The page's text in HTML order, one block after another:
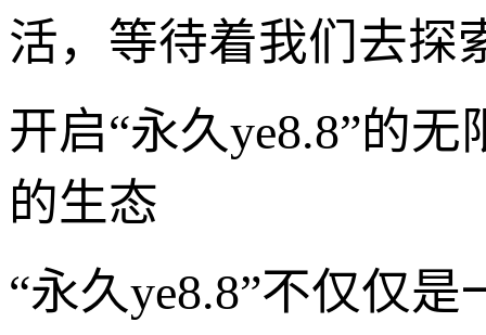
活，等待着我们去探
开启“永久ye8.8”的
的生态
“永久ye8.8”不仅仅